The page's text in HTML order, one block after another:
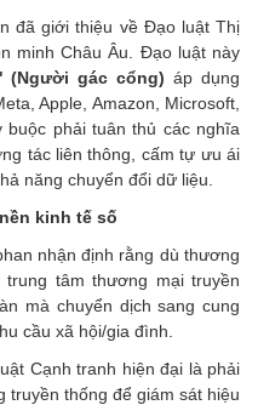
đã giới thiệu về Đạo luật Thị
minh Châu Âu. Đạo luật này
(Người gác cổng) áp dụng
Apple, Amazon, Microsoft,
buộc phải tuân thủ các nghĩa
tác liên thông, cấm tự ưu ái
năng chuyển đổi dữ liệu.
kinh tế số
nhận định rằng dù thương
tâm thương mại truyền
mà chuyển dịch sang cung
cầu xã hội/gia đình.
Cạnh tranh hiện đại là phải
truyền thống để giám sát hiệu